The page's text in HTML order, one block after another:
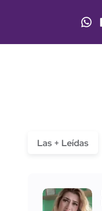
Las + Leídas